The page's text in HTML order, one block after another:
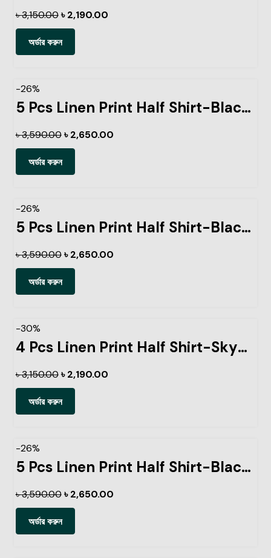
৳3,150.00 ৳2,190.00
অর্ডার করুন
-26%
5 Pcs Linen Print Half Shirt-Black+Sky+Petrol+Lemon+Pest
৳3,590.00 ৳2,650.00
অর্ডার করুন
-26%
5 Pcs Linen Print Half Shirt-Black+Sky+Petrol+Lemon+Ash
৳3,590.00 ৳2,650.00
অর্ডার করুন
-30%
4 Pcs Linen Print Half Shirt-Sky+Petrol+Ash+Pest
৳3,150.00 ৳2,190.00
অর্ডার করুন
-26%
5 Pcs Linen Print Half Shirt-Black+Sky+Petrol+Lemon+Kathal
৳3,590.00 ৳2,650.00
অর্ডার করুন